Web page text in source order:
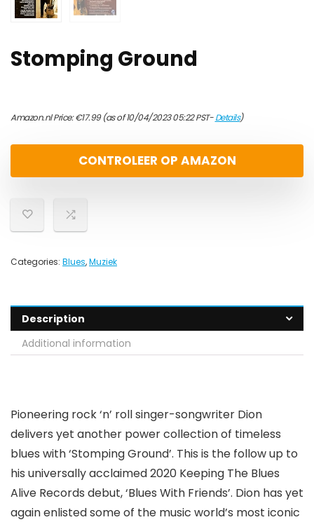
Stomping Ground
Amazon.nl Price:€17.99(as of 10/04/2023 05:22 PST-Details)
CONTROLEER OP AMAZON
Categories: Blues,Muziek
Description
Additional information
Pioneering rock ‘n’ roll singer-songwriter Dion
delivers yet another power collection of timeless
blues with ‘Stomping Ground’. This is the follow up to
his universally acclaimed 2020 Keeping The Blues
Alive Records debut, ‘Blues With Friends’. Dion has yet
again enlisted some of the music world’s most iconic